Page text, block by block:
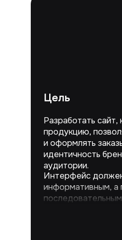
Цель
Разработать
продукцию,
и оформлять
идентичность
аудитории.
Интерфейс
информативным, а